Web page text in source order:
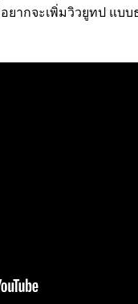
ยากจะเพิ่มวิวยูทป แบ